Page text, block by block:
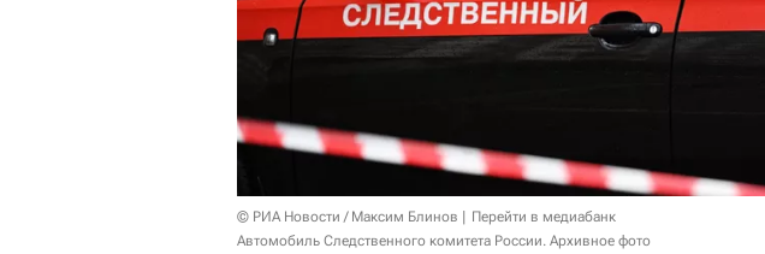
© РИА Новости / Максим Блинов
Перейти в медиабанк
Автомобиль Следственного комитета России. Архивное фото